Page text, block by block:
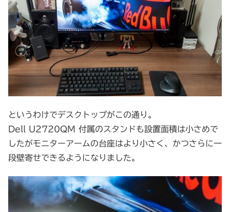
というわけでデスクトップがこの通り。
Dell U2720QM 付属のスタンドも設置面積は小さめで
したがモニターアームの台座はより小さく、かつさらに一
段壁寄せできるようになりました。